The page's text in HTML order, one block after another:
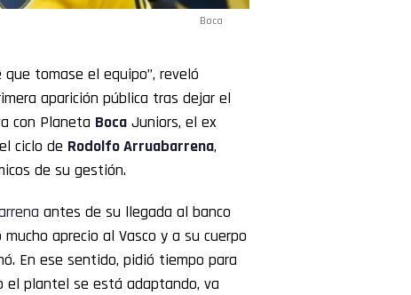
Boca
que tomase el equipo”, reveló
aparición pública tras dejar el
con Planeta Boca Juniors, el ex
ciclo de RodolfoArruabarrena,
de su gestión.
antes de su llegada al banco
aprecio al Vasco y a su cuerpo
En ese sentido, pidió tiempo para
el plantel se está adaptando, va